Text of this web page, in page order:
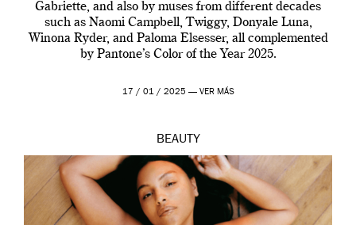
Gabriette, and also by muses from different decades
such as Naomi Campbell, Twiggy, Donyale Luna,
Winona Ryder, and Paloma Elsesser, all complemented
by Pantone’s Color of the Year 2025.
17 / 01 / 2025 — VER MÁS
BEAUTY